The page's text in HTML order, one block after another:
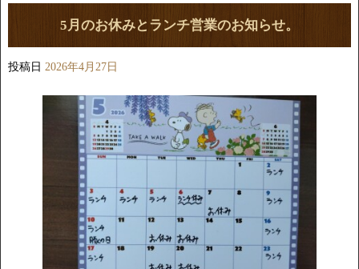
5月のお休みとランチ営業のお知らせ。
投稿日 2026年4月27日